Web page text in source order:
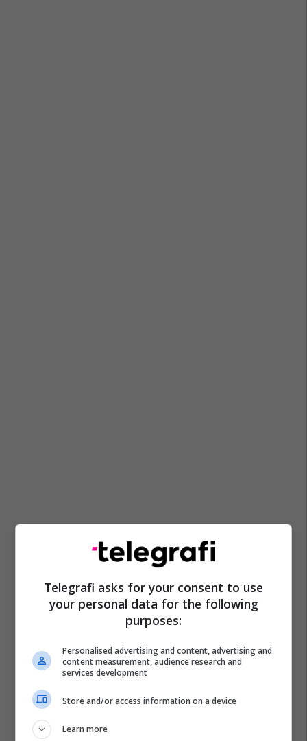
Telegrafi asks for your consent to use
your personal data for the following
purposes:
Personalised advertising and content, advertising and
content measurement, audience research and
services development
Store and/or access information on a device
Learn more